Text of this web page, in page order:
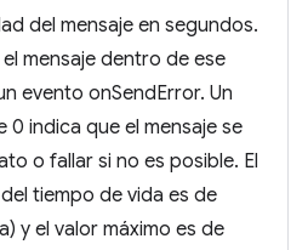
del mensaje en segundos.
mensaje dentro de ese
evento onSendError. Un
indica que el mensaje se
o fallar si no es posible. El
tiempo de vida es de
y el valor máximo es de